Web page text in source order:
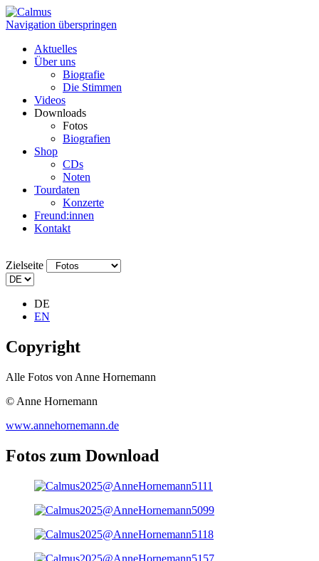
Navigation überspringen
Aktuelles
Über uns
Biografie
Die Stimmen
Videos
Downloads
Fotos
Biografien
Shop
CDs
Noten
Tourdaten
Konzerte
Freund:innen
Kontakt
Zielseite
DE
EN
Copyright
Alle Fotos von Anne Hornemann
© Anne Hornemann
www.annehornemann.de
Fotos zum Download